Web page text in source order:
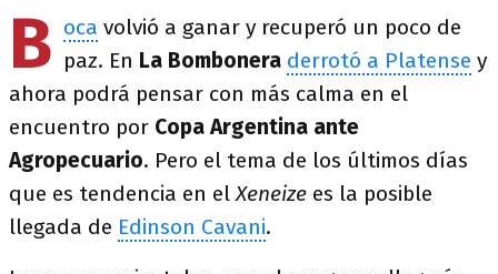
B oca volvió a ganar y recuperó un poco de
paz. En La Bombonera derrotó a Platense y
ahora podrá pensar con más calma en el
encuentro por Copa Argentina ante
Agropecuario. Pero el tema de los últimos días
que es tendencia en elXeneize es la posible
llegada de Edinson Cavani.